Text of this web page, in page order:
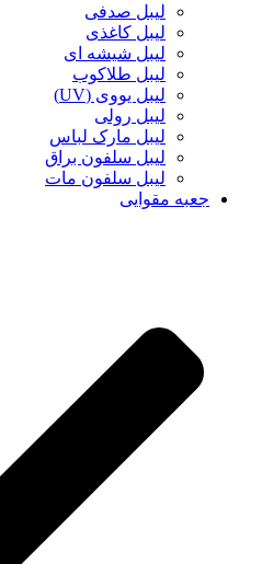
لیبل صدفی
لیبل کاغذی
لیبل شیشه ای
لیبل طلاکوب
لیبل یووی (UV)
لیبل رولی
لیبل مارک لباس
لیبل سلفون براق
لیبل سلفون مات
جعبه مقوایی